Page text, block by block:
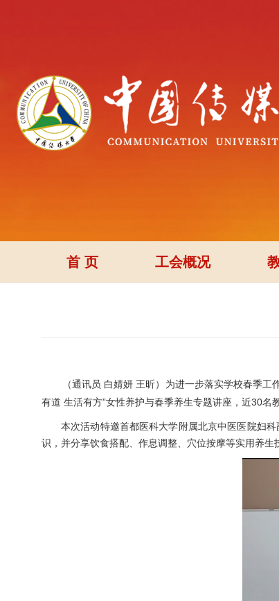
首 页 工会概况
（通讯员 白婧妍 王昕）为进一步落实学校春季
有道 生活有方”女性养护与春季养生专题讲座，近30名
本次活动特邀首都医科大学附属北京中医医院妇
识，并分享饮食搭配、作息调整、穴位按摩等实用养生